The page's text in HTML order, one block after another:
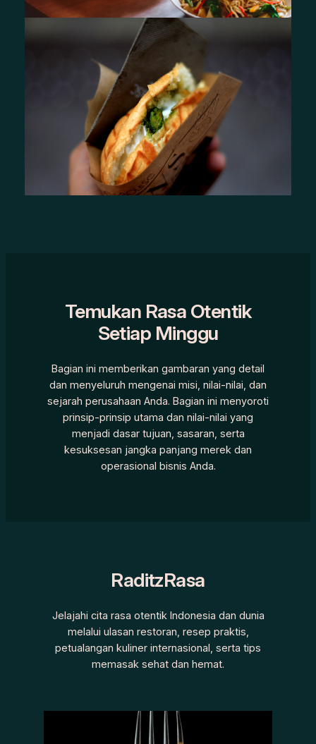
Temukan Rasa Otentik
Setiap Minggu
Bagian ini memberikan gambaran yang detail
dan menyeluruh mengenai misi, nilai-nilai, dan
sejarah perusahaan Anda. Bagian ini menyoroti
prinsip-prinsip utama dan nilai-nilai yang
menjadi dasar tujuan, sasaran, serta
kesuksesan jangka panjang merek dan
operasional bisnis Anda.
RaditzRasa
Jelajahi cita rasa otentik Indonesia dan dunia
melalui ulasan restoran, resep praktis,
petualangan kuliner internasional, serta tips
memasak sehat dan hemat.